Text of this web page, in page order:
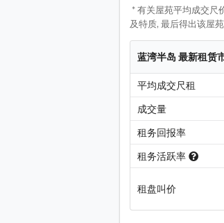
* 有关屋苑平均成交尺
及特质, 最后得出该屋
蓝湾半岛 最新租赁
平均成交尺租
成交量
租务回报率
租务活跃率
租盘叫价